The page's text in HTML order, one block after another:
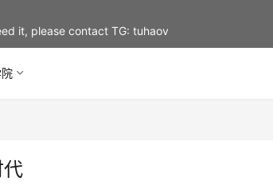
it, please contact TG: tuhaov